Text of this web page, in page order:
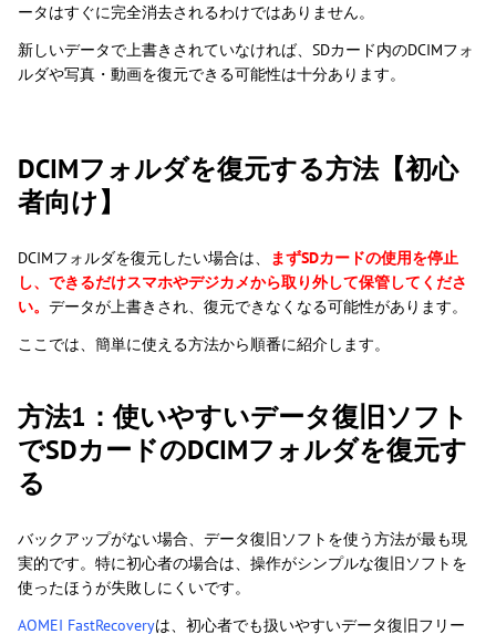
ータはすぐに完全消去されるわけではありません。
新しいデータで上書きされていなければ、SDカード内のDCIMフォ
ルダや写真・動画を復元できる可能性は十分あります。
DCIMフォルダを復元する方法【初心
者向け】
DCIMフォルダを復元したい場合は、
まずSDカードの使用を停止
し、できるだけスマホやデジカメから取り外して保管してくださ
い。 データが上書きされ、復元できなくなる可能性があります。
ここでは、簡単に使える方法から順番に紹介します。
方法1：使いやすいデータ復旧ソフト
でSDカードのDCIMフォルダを復元す
る
バックアップがない場合、データ復旧ソフトを使う方法が最も現
実的です。特に初心者の場合は、操作がシンプルな復旧ソフトを
使ったほうが失敗しにくいです。
AOMEI FastRecoveryは、初心者でも扱いやすいデータ復旧フリー